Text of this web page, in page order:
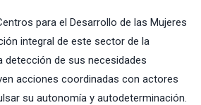
para el Desarrollo de las Mujeres
integral de este sector de la
detección de sus necesidades
acciones coordinadas con actores
su autonomía y autodeterminación.